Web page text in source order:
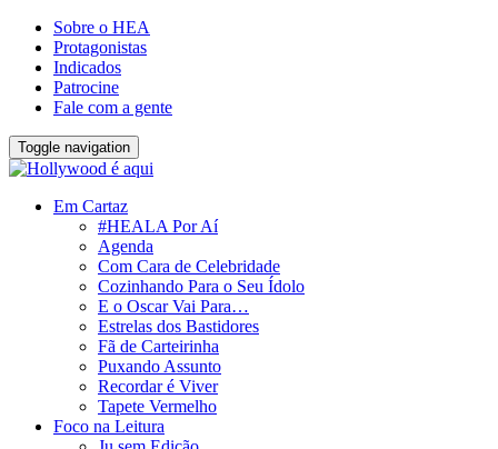
Sobre o HEA
Protagonistas
Indicados
Patrocine
Fale com a gente
Toggle navigation
Em Cartaz
#HEALA Por Aí
Agenda
Com Cara de Celebridade
Cozinhando Para o Seu Ídolo
E o Oscar Vai Para…
Estrelas dos Bastidores
Fã de Carteirinha
Puxando Assunto
Recordar é Viver
Tapete Vermelho
Foco na Leitura